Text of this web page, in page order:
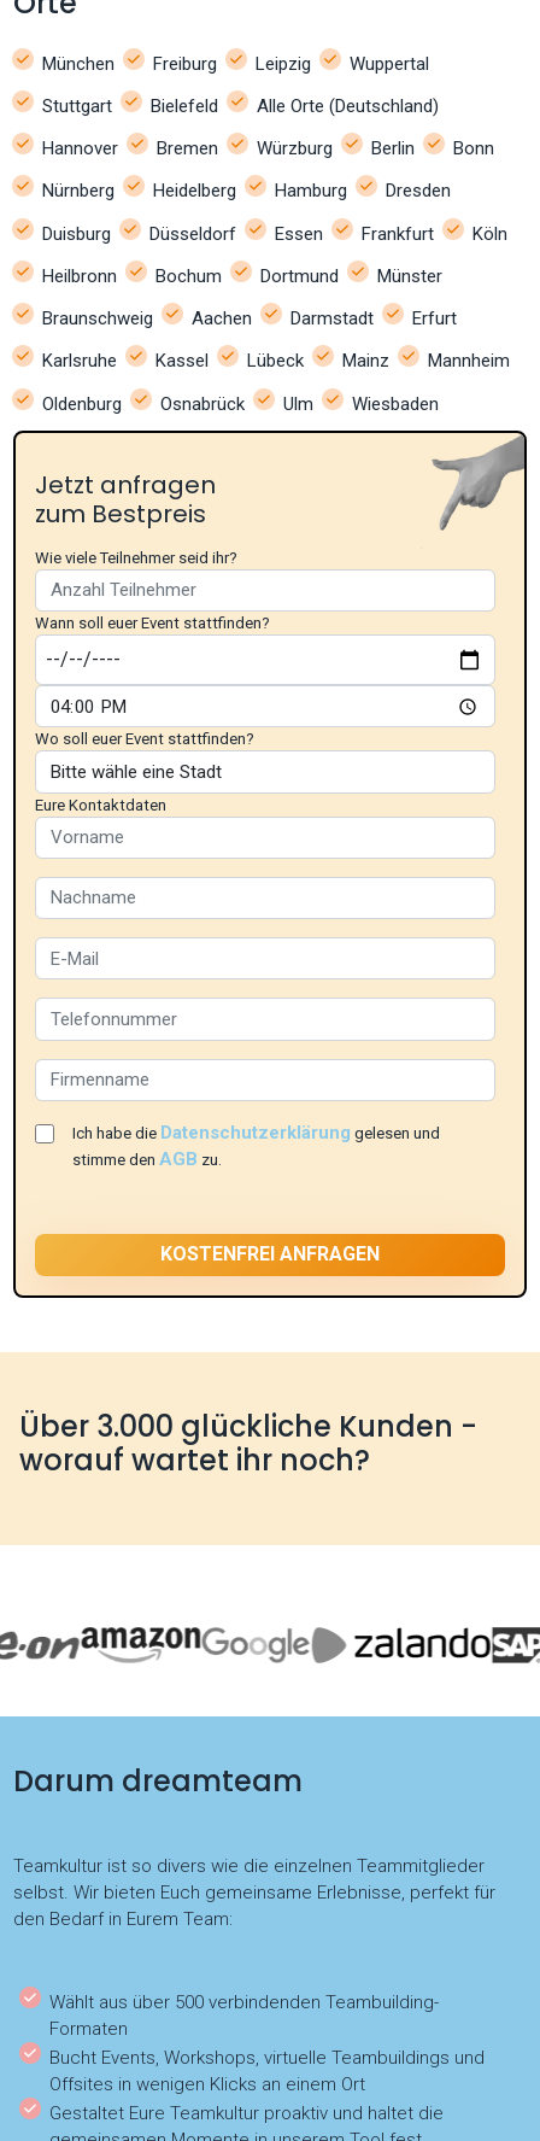
München Freiburg Leipzig
Wuppertal
Stuttgart
Bielefeld
Alle Orte (Deutschland)
Hannover
Bremen Würzburg Berlin
Bonn
Nürnberg
Heidelberg Hamburg
Dresden
Duisburg
Düsseldorf Essen Frankfurt
Köln
Heilbronn
Bochum Dortmund
Münster
Braunschweig
Aachen Darmstadt
Erfurt
Karlsruhe
Kassel Lübeck Mainz
Mannheim
Oldenburg
Osnabrück Ulm Wiesbaden
Jetzt anfragen
zum Bestpreis
Wie viele Teilnehmer seid ihr?
Wann soll euer Event stattfinden?
Wo soll euer Event stattfinden?
Eure Kontaktdaten
Ich habe die Datenschutzerklärung gelesen und
stimme denAGB zu.
Über 3.000 glückliche Kunden -
worauf wartet ihr noch?
Darum dreamteam
Teamkultur ist so divers wie die einzelnen Teammitglieder
selbst. Wir bieten Euch gemeinsame Erlebnisse, perfekt für
den Bedarf in Eurem Team:
Wählt aus über 500 verbindenden Teambuilding-
Formaten
Bucht Events, Workshops, virtuelle Teambuildings und
Offsites in wenigen Klicks an einem Ort
Gestaltet Eure Teamkultur proaktiv und haltet die